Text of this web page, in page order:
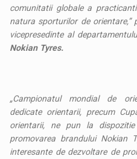
comunitatii globale a
natura sporturilor de orientare,”
vicepresedinte al
Nokian Tyres.
„Campionatul mondial de
dedicate orientarii, precum
orientarii, ne pun la
promovarea brandului Nokian
interesante de dezvoltare de